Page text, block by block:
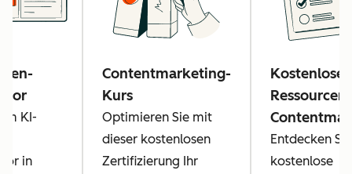
KI-
in
Contentmarketing-
Kurs
Optimieren Sie mit
dieser kostenlosen
Zertifizierung Ihr
Kostenlose
Ressourcen
Entdecken Sie
kostenlose